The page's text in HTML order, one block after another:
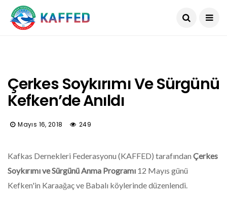
Çerkes Soykırımı Ve Sürgünü
Kefken’de Anıldı
Mayıs 16, 2018 249
Kafkas Dernekleri Federasyonu (KAFFED) tarafından Çerkes
Soykırımı ve Sürgünü Anma Programı 12 Mayıs günü
Kefken'in Karaağaç ve Babalı köylerinde düzenlendi.